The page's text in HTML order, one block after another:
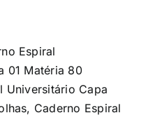
Espiral
01 Matéria 80
Universitário Capa
Caderno Espiral